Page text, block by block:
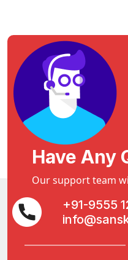
Have Any
Our support team
+91-9555